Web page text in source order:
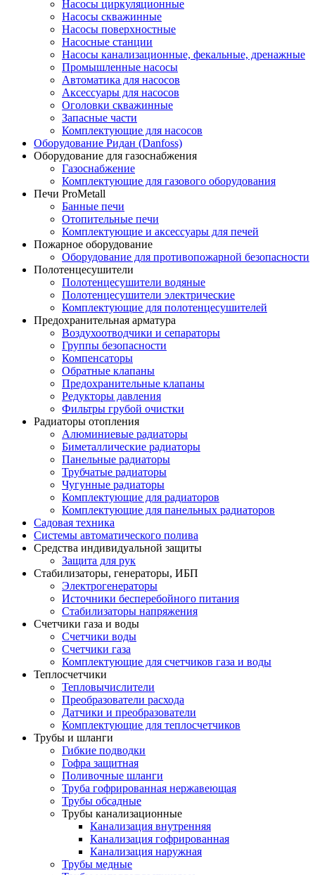
Насосы циркуляционные
Насосы скважинные
Насосы поверхностные
Насосные станции
Насосы канализационные, фекальные, дренажные
Промышленные насосы
Автоматика для насосов
Аксессуары для насосов
Оголовки скважинные
Запасные части
Комплектующие для насосов
Оборудование Ридан (Danfoss)
Оборудование для газоснабжения
Газоснабжение
Комплектующие для газового оборудования
Печи ProMetall
Банные печи
Отопительные печи
Комплектующие и аксессуары для печей
Пожарное оборудование
Оборудование для противопожарной безопасности
Полотенцесушители
Полотенцесушители водяные
Полотенцесушители электрические
Комплектующие для полотенцесушителей
Предохранительная арматура
Воздухоотводчики и сепараторы
Группы безопасности
Компенсаторы
Обратные клапаны
Предохранительные клапаны
Редукторы давления
Фильтры грубой очистки
Радиаторы отопления
Алюминиевые радиаторы
Биметаллические радиаторы
Панельные радиаторы
Трубчатые радиаторы
Чугунные радиаторы
Комплектующие для радиаторов
Комплектующие для панельных радиаторов
Садовая техника
Системы автоматического полива
Средства индивидуальной защиты
Защита для рук
Стабилизаторы, генераторы, ИБП
Электрогенераторы
Источники бесперебойного питания
Стабилизаторы напряжения
Счетчики газа и воды
Счетчики воды
Счетчики газа
Комплектующие для счетчиков газа и воды
Теплосчетчики
Тепловычислители
Преобразователи расхода
Датчики и преобразователи
Комплектующие для теплосчетчиков
Трубы и шланги
Гибкие подводки
Гофра защитная
Поливочные шланги
Труба гофрированная нержавеющая
Трубы обсадные
Трубы канализационные
Канализация внутренняя
Канализация гофрированная
Канализация наружная
Трубы медные